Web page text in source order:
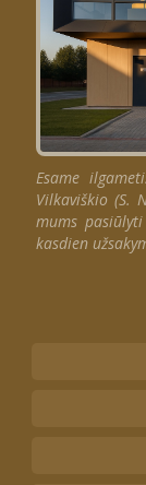
Esame
Vilkaviškio (S.
mums
kasdien